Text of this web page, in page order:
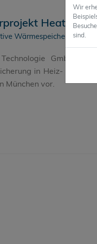
Wir
sind.
Heatsel®
Wärmespeicherkapsel
GmbH
in Heiz- und
München vor.